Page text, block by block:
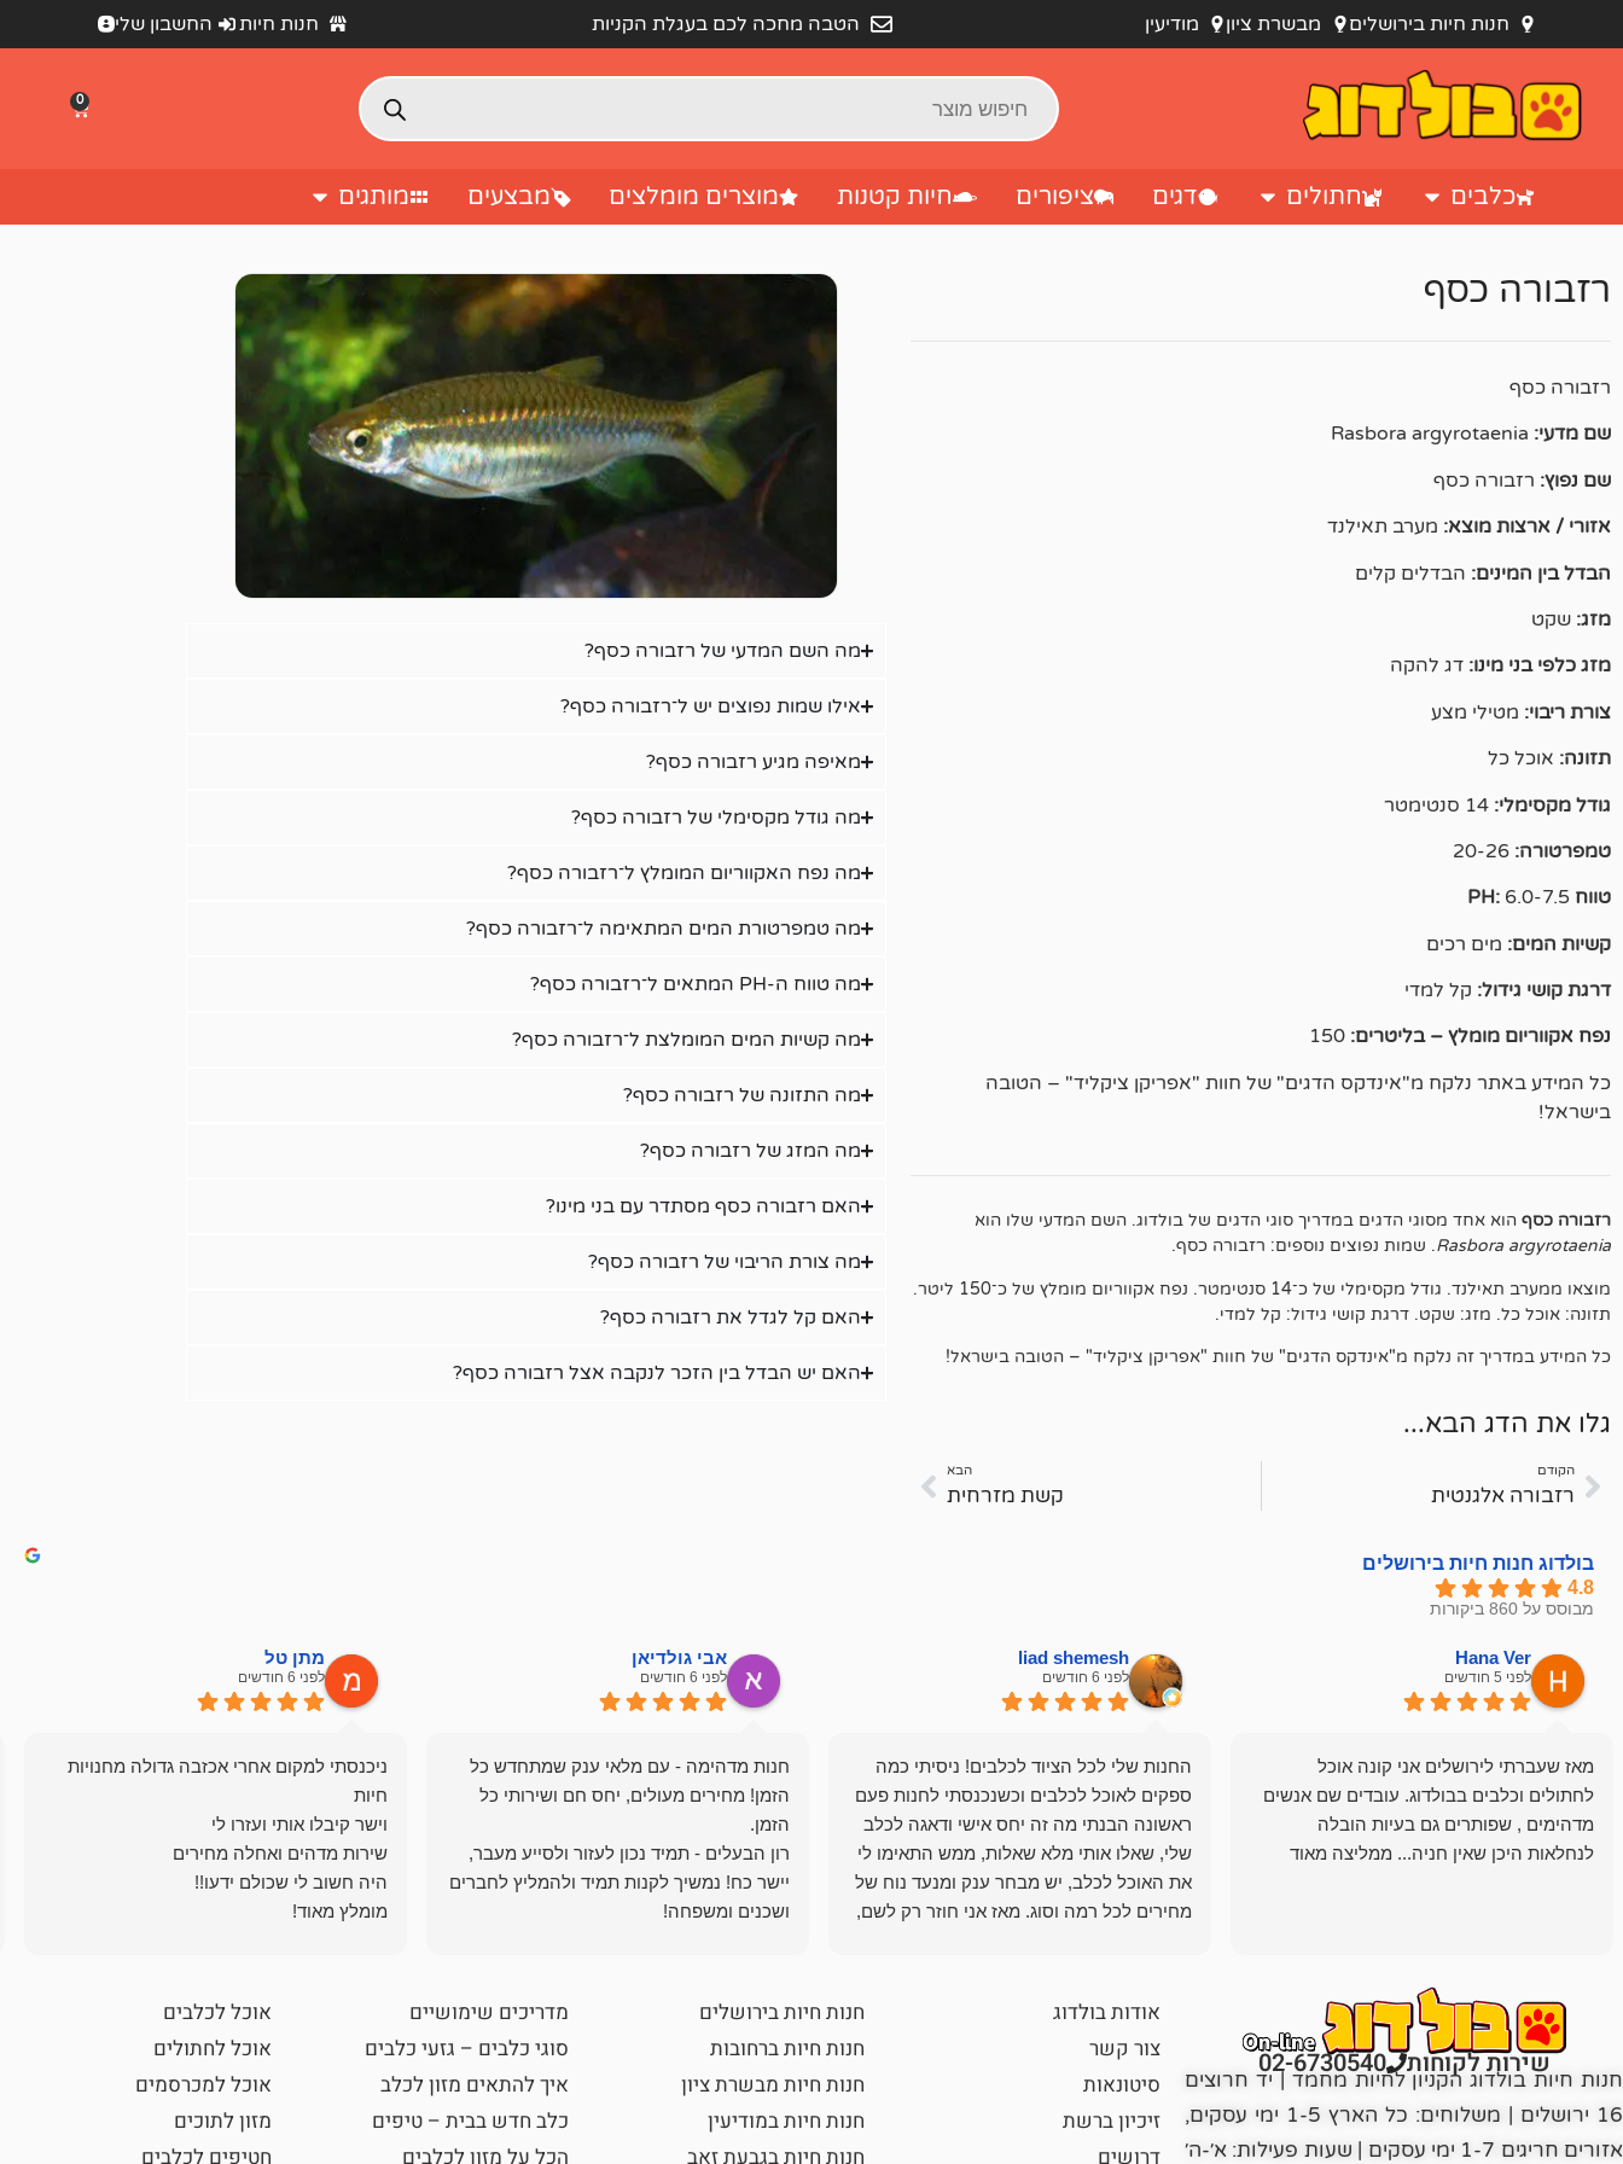
חנות חיות בירושלים מבשרת ציון מודיעין הטבה מחכה לכם בעגלת הקניות חנות חיות החשבון שלי
0
כלבים חתולים דגים ציפורים חיות קטנות מוצרים מומלצים מבצעים מותגים
רזבורה כסף
רזבורה כסף
שם מדעי:
שם נפוץ: רזבורה כסף
אזורי / ארצות מוצא: מערב תאילנד
הבדל בין המינים: הבדלים קלים
מזג: שקט
מזג כלפי בני מינו: דג להקה
צורת ריבוי: מטילי מצע
תזונה: אוכל כל
גודל מקסימלי:
טמפרטורה:
טווח PH: 6.0-7.5
קשיות המים: מים רכים
דרגת קושי גידול: קל למדי
נפח אקווריום מומלץ – בליטרים:
כל המידע באתר נלקח מ"אינדקס הדגים" של חוות "אפריקן ציקליד" – הטובה
בישראל!
רזבורה כסף הוא אחד מסוגי הדגים במדריך סוגי הדגים של בולדוג. השם המדעי שלו הוא
Rasbora argyrotaenia. שמות נפוצים נוספים: רזבורה כסף.
מוצאו ממערב תאילנד. גודל מקסימלי של כ־14 סנטימטר. נפח אקווריום מומלץ של כ־150 ליטר.
תזונה: אוכל כל. מזג: שקט. דרגת קושי גידול: קל למדי.
כל המידע במדריך זה נלקח מ"אינדקס הדגים" של חוות "אפריקן ציקליד" – הטובה בישראל!
גלו את הדג הבא...
הקודם
רזבורה אלגנטית
הבא
קשת מזרחית
מה השם המדעי של רזבורה כסף?
אילו שמות נפוצים יש ל־רזבורה כסף?
מאיפה מגיע רזבורה כסף?
מה גודל מקסימלי של רזבורה כסף?
מה נפח האקווריום המומלץ ל־רזבורה כסף?
מה טמפרטורת המים המתאימה ל־רזבורה כסף?
מה טווח ה-PH המתאים ל־רזבורה כסף?
מה קשיות המים המומלצת ל־רזבורה כסף?
מה התזונה של רזבורה כסף?
מה המזג של רזבורה כסף?
האם רזבורה כסף מסתדר עם בני מינו?
מה צורת הריבוי של רזבורה כסף?
האם קל לגדל את רזבורה כסף?
האם יש הבדל בין הזכר לנקבה אצל רזבורה כסף?
בולדוג חנות חיות בירושלים
4.8
מבוסס על 860 ביקורות
Hana Ver
לפני 5 חודשים
מאז שעברתי לירושלים אני קונה אוכל
לחתולים וכלבים בבולדוג. עובדים שם אנשים
מדהימים , שפותרים גם בעיות הובלה
לנחלאות היכן שאין חניה... ממליצה מאוד
liad shemesh
לפני 6 חודשים
החנות שלי לכל הציוד לכלבים! ניסיתי כמה
ספקים לאוכל לכלבים וכשנכנסתי לחנות פעם
ראשונה הבנתי מה זה יחס אישי ודאגה לכלב
שלי, שאלו אותי מלא שאלות, ממש התאימו לי
את האוכל לכלב, יש מבחר ענק ומנעד נוח של
מחירים לכל רמה וסוג. מאז אני חוזר רק לשם,
אבי גולדיאן
לפני 6 חודשים
חנות מדהימה - עם מלאי ענק שמתחדש כל
הזמן! מחירים מעולים, יחס חם ושירותי כל
רון הבעלים - תמיד נכון לעזור ולסייע מעבר,
יישר כח! נמשיך לקנות תמיד ולהמליץ לחברים
ושכנים ומשפחה!
מתן טל
לפני 6 חודשים
ניכנסתי למקום אחרי אכזבה גדולה מחנויות
מומלץ מאוד!
שירות לקוחות 02-6730540
חנות חיות בולדוג הקניון לחיות מחמד | יד חרוצים
16 ירושלים | משלוחים: כל הארץ 1-5 ימי עסקים,
אזורים חריגים 1-7 ימי עסקים | שעות פעילות: א׳-ה׳
אודות בולדוג
צור קשר
סיטונאות
זיכיון ברשת
דרושים
חנות חיות בירושלים
חנות חיות ברחובות
חנות חיות מבשרת ציון
חנות חיות במודיעין
חנות חיות בגבעת זאב
מדריכים שימושיים
סוגי כלבים – גזעי כלבים
איך להתאים מזון לכלב
כלב חדש בבית – טיפים
הכל על מזון לכלבים
אוכל לכלבים
אוכל לחתולים
אוכל למכרסמים
מזון לתוכים
חטיפים לכלבים